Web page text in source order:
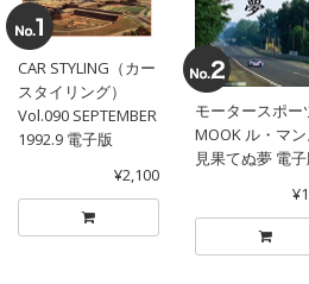
CAR STYLING（カー
スタイリング）
Vol.090 SEPTEMBER
1992.9 電子版
¥2,100
モータースポー
MOOK ル・マン
見果てぬ夢 電